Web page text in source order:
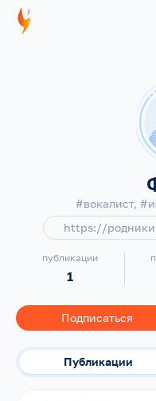
#вокалист,
https://
публикации
1
Подписаться
Публикации